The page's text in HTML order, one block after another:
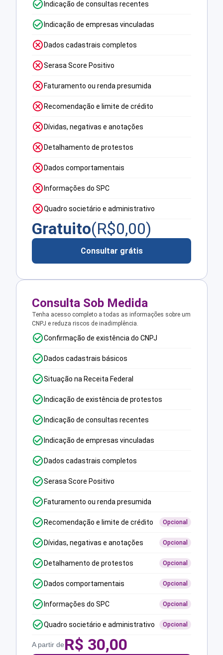
Indicação de consultas recentes
Indicação de empresas vinculadas
Dados cadastrais completos
Serasa Score Positivo
Faturamento ou renda presumida
Recomendação e limite de crédito
Dívidas, negativas e anotações
Detalhamento de protestos
Dados comportamentais
Informações do SPC
Quadro societário e administrativo
Gratuito(R$0,00)
Consultar grátis
Consulta Sob Medida
Tenha acesso completo a todas as informações sobre um
CNPJ e reduza riscos de inadimplência.
Confirmação de existência do CNPJ
Dados cadastrais básicos
Situação na Receita Federal
Indicação de existência de protestos
Indicação de consultas recentes
Indicação de empresas vinculadas
Dados cadastrais completos
Serasa Score Positivo
Faturamento ou renda presumida
Recomendação e limite de crédito Opcional
Dívidas, negativas e anotações Opcional
Detalhamento de protestos Opcional
Dados comportamentais Opcional
Informações do SPC Opcional
Quadro societário e administrativo Opcional
A partir deR$ 30,00